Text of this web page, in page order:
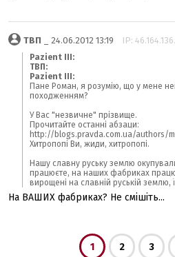
ТВП _ 24.06.2012 13:19 IP:
Pazient III:
ТВП:
Pazient III:
Пане Роман, я розумію, що у мене
походженням?
У Вас "незвичне" прізвище.
Прочитайте останні абзаци:
http://blogs.pravda.com.ua/authors/
Хитропопі Ви, жиди, хитропопі.
Нашу славну руську землю
працюєте, на наших фабриках
вирощені на славній руській землю,
На ВАШИХ фабриках? Не смішіть...
1 2 3